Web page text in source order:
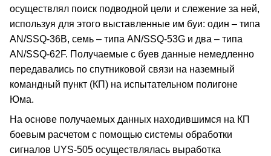
осуществлял поиск подводной цели и слежение за ней,
используя для этого выставленные им буи: один – типа
AN/SSQ-36B, семь – типа AN/SSQ-53G и два – типа
AN/SSQ-62F. Получаемые с буев данные немедленно
передавались по спутниковой связи на наземный
командный пункт (КП) на испытательном полигоне
Юма.
На основе получаемых данных находившимся на КП
боевым расчетом с помощью системы обработки
сигналов UYS-505 осуществлялась выработка